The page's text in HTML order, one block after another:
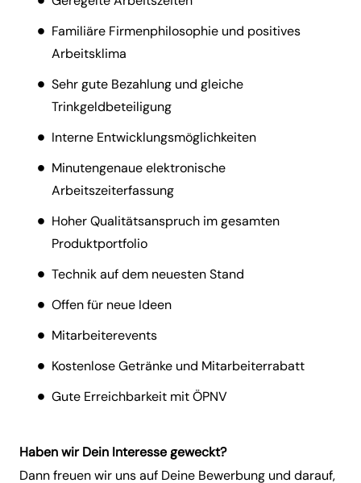
Familiäre Firmenphilosophie und positives
Arbeitsklima
Sehr gute Bezahlung und gleiche
Trinkgeldbeteiligung
Interne Entwicklungsmöglichkeiten
Minutengenaue elektronische
Arbeitszeiterfassung
Hoher Qualitätsanspruch im gesamten
Produktportfolio
Technik auf dem neuesten Stand
Offen für neue Ideen
Mitarbeiterevents
Kostenlose Getränke und Mitarbeiterrabatt
Gute Erreichbarkeit mit ÖPNV
Haben wir Dein Interesse geweckt?
Dann freuen wir uns auf Deine Bewerbung und darauf,